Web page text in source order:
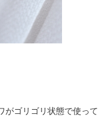
がゴリゴリ状態で使って